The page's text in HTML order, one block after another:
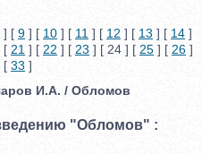
] [ 9 ] [ 10 ] [ 11 ] [ 12 ] [ 13 ] [ 14 ]
[ 21 ] [ 22 ] [ 23 ] [ 24 ] [ 25 ] [ 26 ]
[ 33 ]
И.А. / Обломов
"Обломов" :